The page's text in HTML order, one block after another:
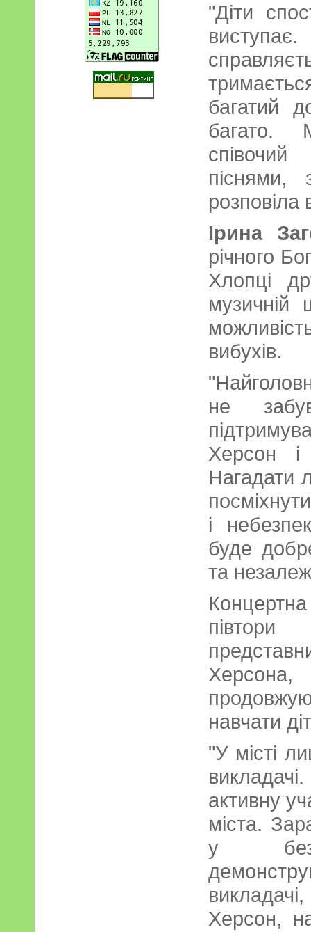
"Діти
багатий
багато.
піснями,
розповіла
Ірина
річного
Хлопці
вибухів.
не
Херсон і
Нагадати
і
буде
та
навчати
"У місті
активну
міста.
у
Херсон,